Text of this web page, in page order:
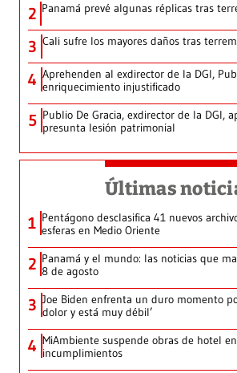
2 Panamá prevé algunas réplicas tras
3 Cali sufre los mayores daños tras
4 Aprehenden al exdirector de la DGI,
enriquecimiento injustificado
5 Publio De Gracia, exdirector de la DGI,
presunta lesión patrimonial
Últimas
1 Pentágono desclasifica 41 nuevos
esferas en Medio Oriente
2 Panamá y el mundo: las noticias que
8 de agosto
3 Joe Biden enfrenta un duro momento
dolor y está muy débil’
4 MiAmbiente suspende obras de hotel
incumplimientos